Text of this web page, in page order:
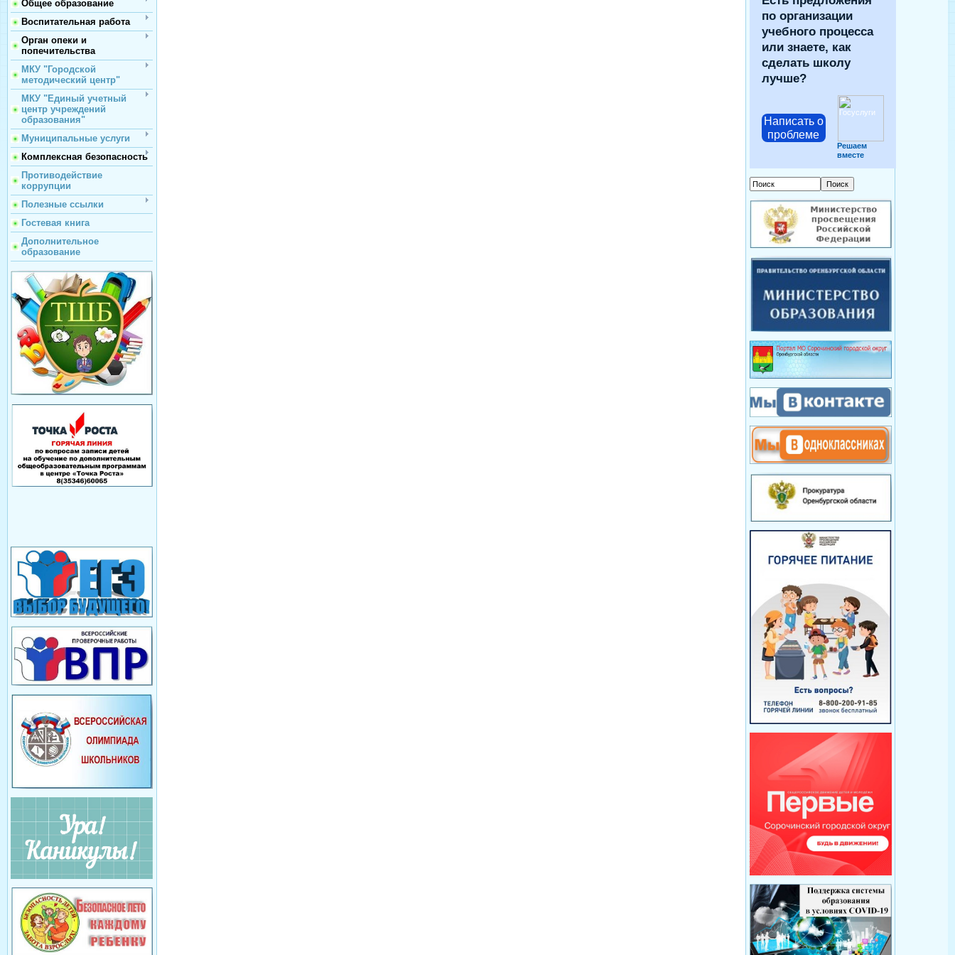
Общее образование
Воспитательная работа
Орган опеки и
попечительства
МКУ "Городской
методический центр"
МКУ "Единый учетный
центр учреждений
образования"
Муниципальные услуги
Комплексная безопасность
Противодействие
коррупции
Полезные ссылки
Гостевая книга
Дополнительное
образование
по организации
учебного процесса
или знаете, как
сделать школу
лучше?
Написать о
проблеме
Решаем
вместе